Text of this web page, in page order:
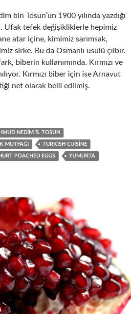
bin Tosun’un 1900 yılında yazdığı
Ufak tefek değişikliklerle hepimiz
atar içine, kimimiz sarımsak,
sirke. Bu da Osmanlı usulü çılbır.
biberin kullanımında. Kırmızı ve
Kırmızı biber için ise Arnavut
net olarak belli edilmiş.
NEDIM B. TOSUN
MUTFAĞI TURKISH CUISINE
POACHED EGGS YUMURTA